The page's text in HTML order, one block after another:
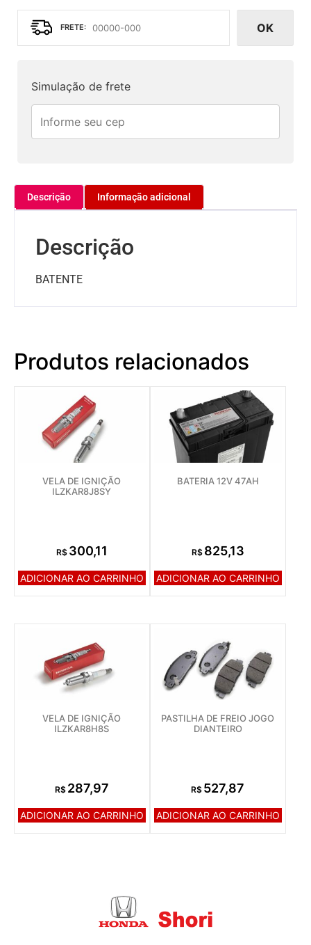
OK
Simulação de frete
Descrição Informação adicional
Descrição
BATENTE
Produtos relacionados
VELA DE IGNIÇÃO
ILZKAR8J8SY
R$ 300,11
ADICIONAR AO CARRINHO
BATERIA 12V 47AH
R$ 825,13
ADICIONAR AO CARRINHO
VELA DE IGNIÇÃO
ILZKAR8H8S
R$ 287,97
ADICIONAR AO CARRINHO
PASTILHA DE FREIO JOGO
DIANTEIRO
R$ 527,87
ADICIONAR AO CARRINHO